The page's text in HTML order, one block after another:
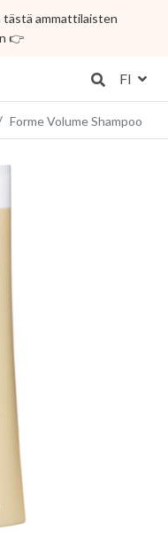
tästä ammattilaisten
👉
FI
Forme Volume Shampoo